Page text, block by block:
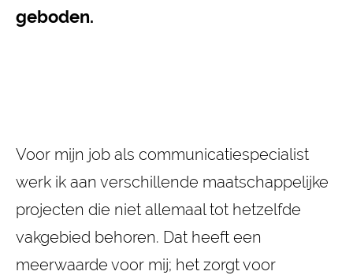
geboden.
Voor mijn job als communicatiespecialist
werk ik aan verschillende maatschappelijke
projecten die niet allemaal tot hetzelfde
vakgebied behoren. Dat heeft een
meerwaarde voor mij; het zorgt voor